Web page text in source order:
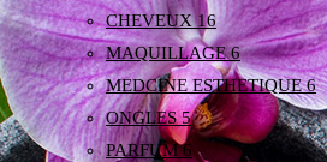
CHEVEUX16
MAQUILLAGE6
MEDCINE ESTHETIQUE6
ONGLES5
PARFUM6